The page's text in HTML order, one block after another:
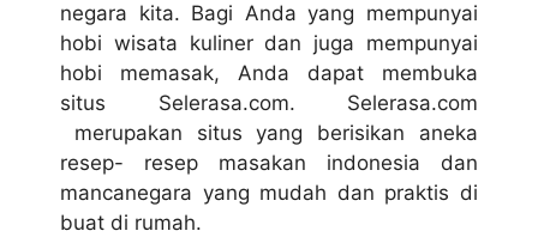
negara kita. Bagi Anda yang mempunyai
hobi wisata kuliner dan juga mempunyai
hobi memasak, Anda dapat membuka
situs Selerasa.com. Selerasa.com
merupakan situs yang berisikan aneka
resep- resep masakan indonesia dan
mancanegara yang mudah dan praktis di
buat di rumah.